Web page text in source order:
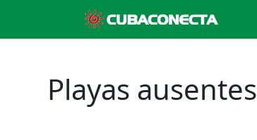
Playas ausentes